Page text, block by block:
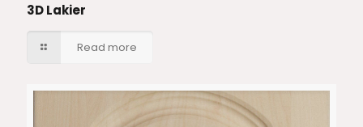
3D Lakier
Read more